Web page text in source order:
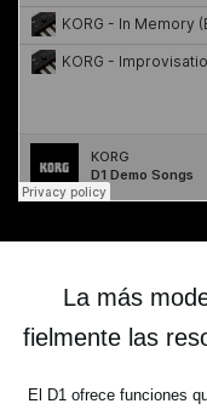
La más
fielmente las
El D1 ofrece funciones